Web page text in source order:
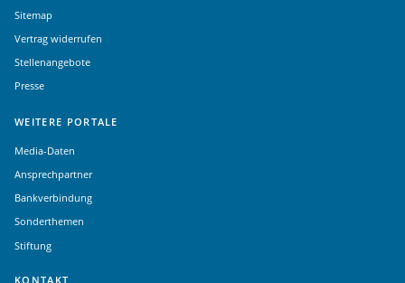
Sitemap
Vertrag widerrufen
Stellenangebote
Presse
WEITERE PORTALE
Media-Daten
Ansprechpartner
Bankverbindung
Sonderthemen
Stiftung
KONTAKT